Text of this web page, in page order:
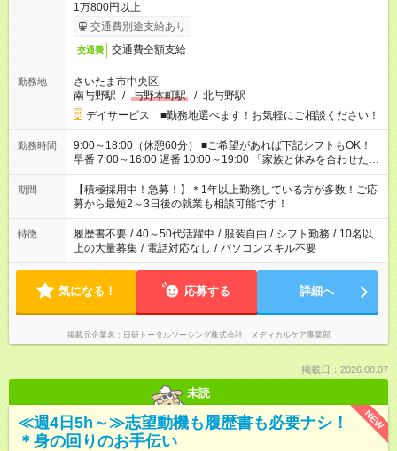
1万800円以上
交通費別途支給あり
交通費 交通費全額支給
勤務地
さいたま市中央区
南与野駅 / 与野本町駅 / 北与野駅
デイサービス ■勤務地選べます！お気軽にご相談ください！
勤務時間
9:00～18:00（休憩60分） ■ご希望があれば下記シフトもOK！
早番 7:00～16:00 遅番 10:00～19:00 「家族と休みを合わせた
い」 「余裕を持って夕飯の準備がしたい」 「できれば残業はし
たくない」 など、ご希望を教えてくださいね。 ※Wワーク希望
の方へ 今ご覧のお仕事で希望する勤務時間と、もう1つのお仕事
の勤務時間。 合計で週40時間を超える場合は応募できません。
期間
【積極採用中！急募！】＊1年以上勤務している方が多数！ご応
募から最短2～3日後の就業も相談可能です！
特徴 履歴書不要 / 40～50代活躍中 / 服装自由 / シフト勤務 / 10名以
上の大量募集 / 電話対応なし / パソコンスキル不要
気になる！ 応募する 詳細へ
掲載元企業名 日研トータルソーシング株式会社 メディカルケア事業部
掲載日：2026.08.07
未読
NEW
≪週4日5h～≫志望動機も履歴書も必要ナシ！
＊身の回りのお手伝い